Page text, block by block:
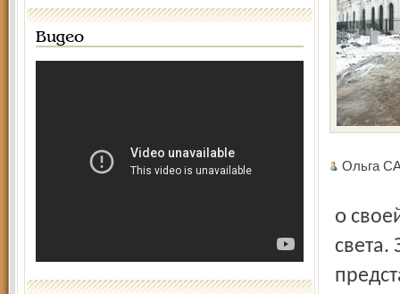
Видео
Ольга
о своей миссии и о жизни русской диаспоры на этом краю
света.